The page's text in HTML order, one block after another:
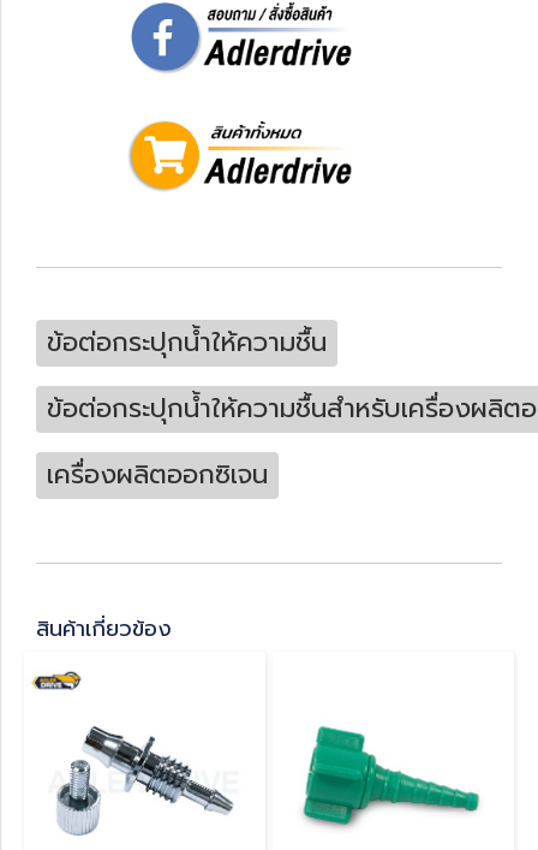
ข้อต่อกระปุกน้ำให้ความชื้น
ข้อต่อกระปุกน้ำให้ความชื้นสำหรับเครื่องผลิต
เครื่องผลิตออกซิเจน
สินค้าเกี่ยวข้อง